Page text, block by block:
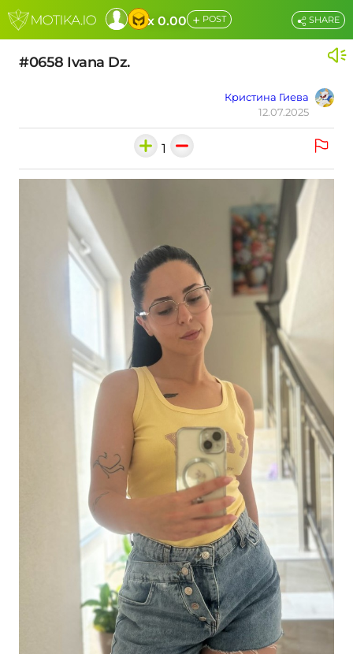
x 0.00 + POST
#0658 Ivana Dz.
Кристина Гиева
12.07.2025
SHARE
1